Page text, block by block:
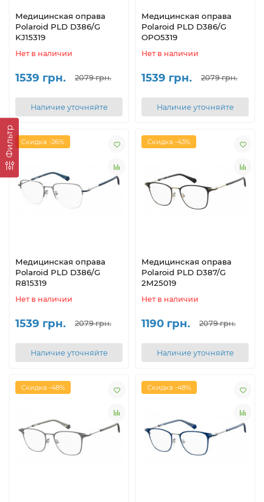
Медицинская оправа
Polaroid PLD D386/G
KJ15319
Нет в наличии
1539 грн. 2079 грн.
Наличие уточняйте
Медицинская оправа
Polaroid PLD D386/G
OPO5319
Нет в наличии
1539 грн. 2079 грн.
Наличие уточняйте
Скидка -26%
Медицинская оправа
Polaroid PLD D386/G
R815319
Нет в наличии
1539 грн. 2079 грн.
Наличие уточняйте
Скидка -43%
Медицинская оправа
Polaroid PLD D387/G
2M25019
Нет в наличии
1190 грн. 2079 грн.
Наличие уточняйте
Скидка -48% Скидка -48%
Фильтр